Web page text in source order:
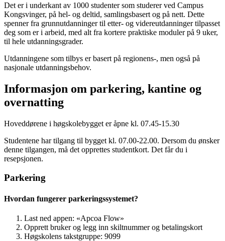
Det er i underkant av 1000 studenter som studerer ved Campus
Kongsvinger, på hel- og deltid, samlingsbasert og på nett. Dette
spenner fra grunnutdanninger til etter- og videreutdanninger tilpasset
deg som er i arbeid, med alt fra kortere praktiske moduler på 9 uker,
til hele utdanningsgrader.
Utdanningene som tilbys er basert på regionens-, men også på
nasjonale utdanningsbehov.
Informasjon om parkering, kantine og
overnatting
Hoveddørene i høgskolebygget er åpne kl. 07.45-15.30
Studentene har tilgang til bygget kl. 07.00-22.00. Dersom du ønsker
denne tilgangen, må det opprettes studentkort. Det får du i
resepsjonen.
Parkering
Hvordan fungerer parkeringssystemet?
Last ned appen: «Apcoa Flow»
Opprett bruker og legg inn skiltnummer og betalingskort
Høgskolens takstgruppe: 9099